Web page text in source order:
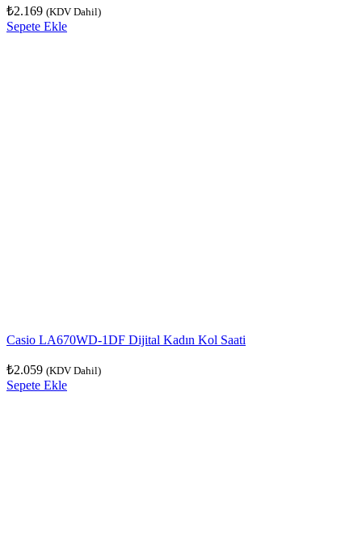
₺2.169 (KDV Dahil)
Sepete Ekle
Casio LA670WD-1DF Dijital Kadın Kol Saati
₺2.059 (KDV Dahil)
Sepete Ekle